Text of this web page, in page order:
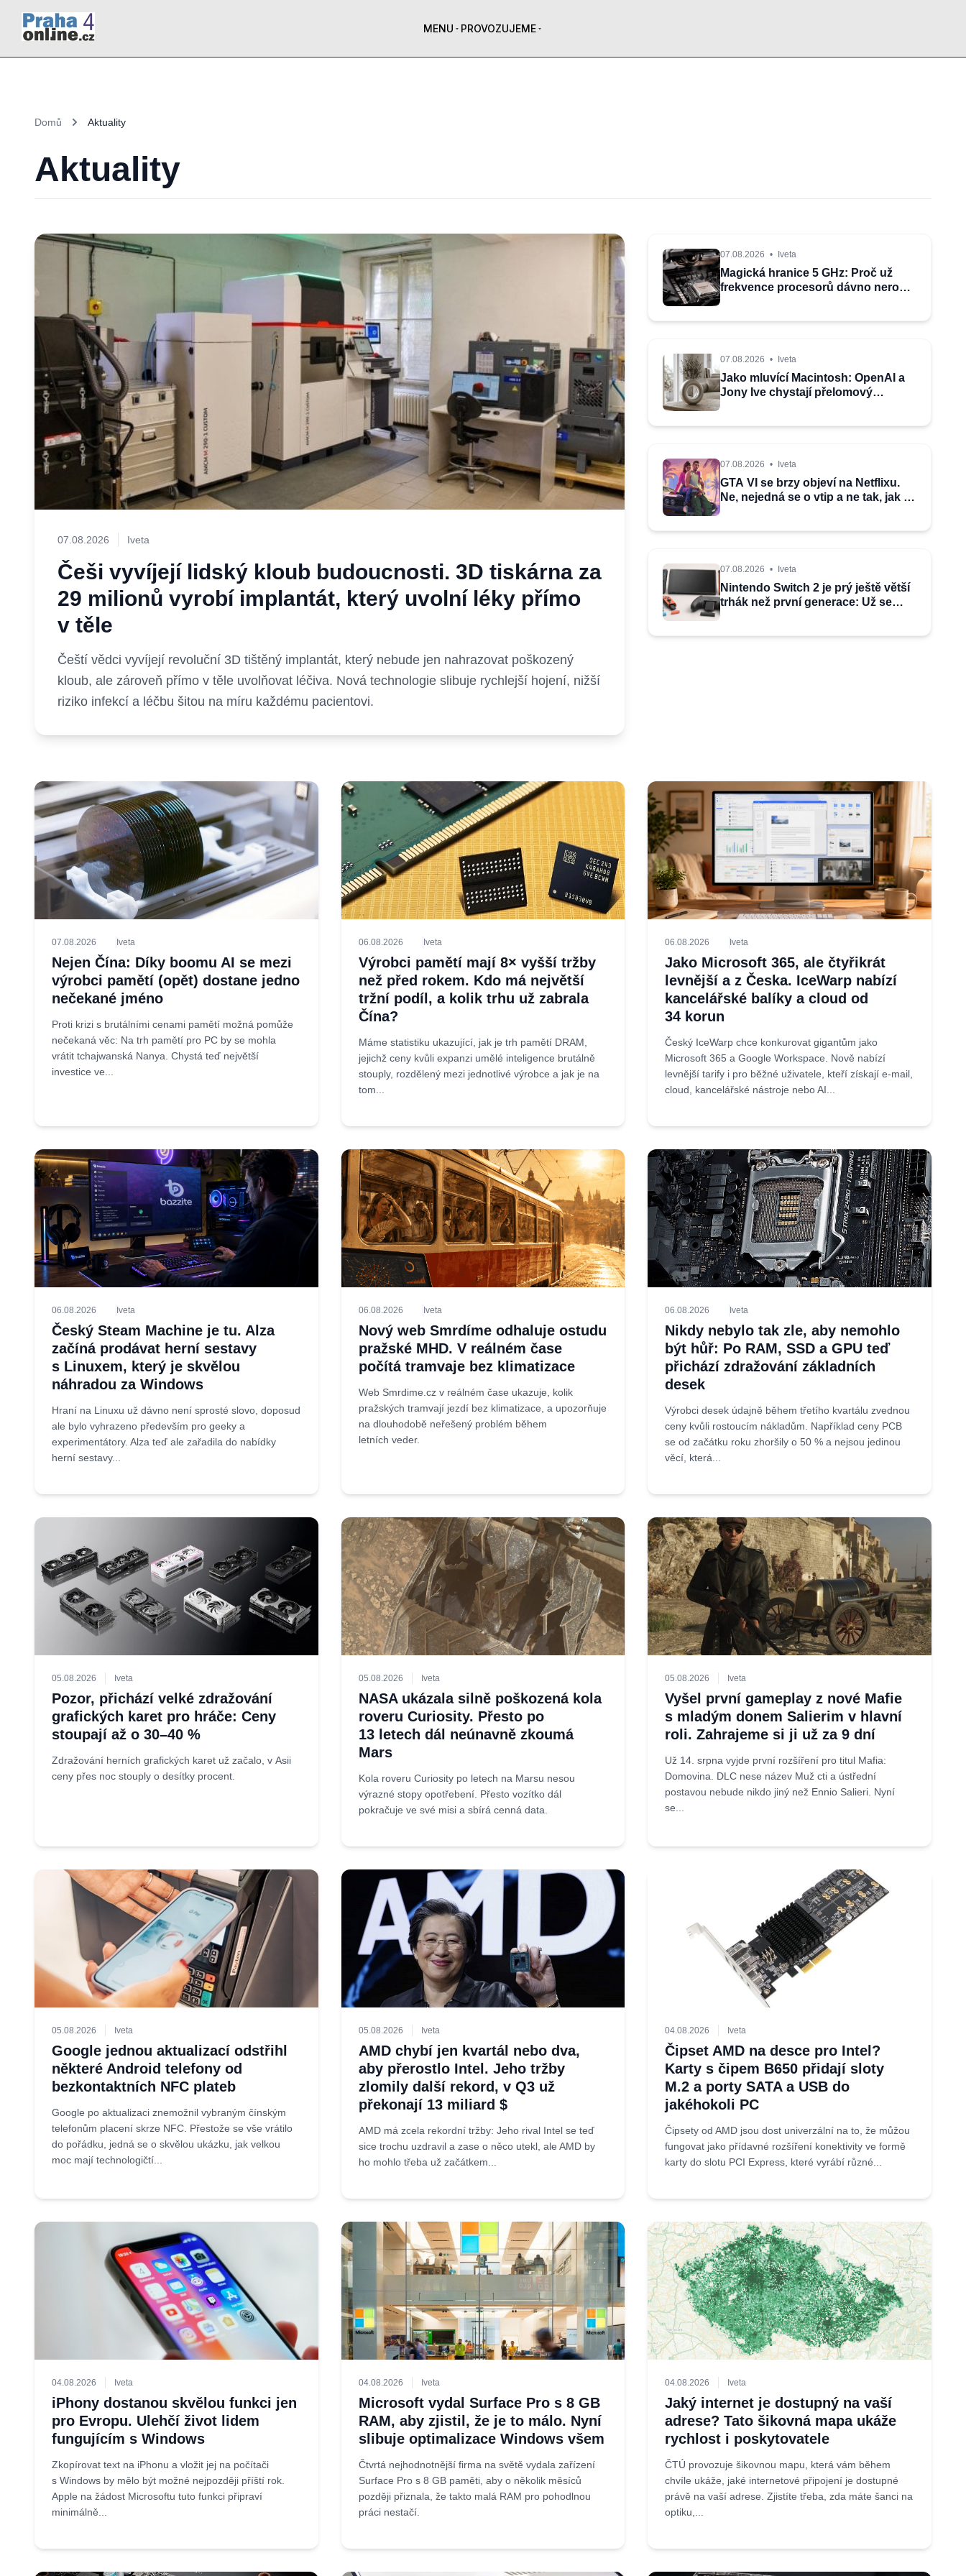
MENU PROVOZUJEME
Domů Aktuality
Aktuality
07.08.2026 Iveta
Češi vyvíjejí lidský kloub budoucnosti. 3D tiskárna za
29 milionů vyrobí implantát, který uvolní léky přímo
v těle
Čeští vědci vyvíjejí revoluční 3D tištěný implantát, který nebude jen nahrazovat poškozený
kloub, ale zároveň přímo v těle uvolňovat léčiva. Nová technologie slibuje rychlejší hojení, nižší
riziko infekcí a léčbu šitou na míru každému pacientovi.
07.08.2026 • Iveta
Magická hranice 5 GHz: Proč už
frekvence procesorů dávno neroste
07.08.2026 • Iveta
Jako mluvící Macintosh: OpenAI a
Jony Ive chystají přelomový
07.08.2026 • Iveta
GTA VI se brzy objeví na Netflixu.
Ne, nejedná se o vtip a ne tak, jak si
07.08.2026 • Iveta
Nintendo Switch 2 je prý ještě větší
trhák než první generace: Už se
07.08.2026 Iveta
Nejen Čína: Díky boomu AI se mezi
výrobci pamětí (opět) dostane jedno
nečekané jméno
Proti krizi s brutálními cenami pamětí možná pomůže
nečekaná věc: Na trh pamětí pro PC by se mohla
vrátit tchajwanská Nanya. Chystá teď největší
investice ve...
06.08.2026 Iveta
Výrobci pamětí mají 8× vyšší tržby
než před rokem. Kdo má největší
tržní podíl, a kolik trhu už zabrala
Čína?
Máme statistiku ukazující, jak je trh pamětí DRAM,
jejichž ceny kvůli expanzi umělé inteligence brutálně
stouply, rozdělený mezi jednotlivé výrobce a jak je na
tom...
06.08.2026 Iveta
Jako Microsoft 365, ale čtyřikrát
levnější a z Česka. IceWarp nabízí
kancelářské balíky a cloud od
34 korun
Český IceWarp chce konkurovat gigantům jako
Microsoft 365 a Google Workspace. Nově nabízí
levnější tarify i pro běžné uživatele, kteří získají e-mail,
cloud, kancelářské nástroje nebo AI...
06.08.2026 Iveta
Český Steam Machine je tu. Alza
začíná prodávat herní sestavy
s Linuxem, který je skvělou
náhradou za Windows
Hraní na Linuxu už dávno není sprosté slovo, doposud
ale bylo vyhrazeno především pro geeky a
experimentátory. Alza teď ale zařadila do nabídky
herní sestavy...
06.08.2026 Iveta
Nový web Smrdíme odhaluje ostudu
pražské MHD. V reálném čase
počítá tramvaje bez klimatizace
Web Smrdime.cz v reálném čase ukazuje, kolik
pražských tramvají jezdí bez klimatizace, a upozorňuje
na dlouhodobě neřešený problém během
letních veder.
06.08.2026 Iveta
Nikdy nebylo tak zle, aby nemohlo
být hůř: Po RAM, SSD a GPU teď
přichází zdražování základních
desek
Výrobci desek údajně během třetího kvartálu zvednou
ceny kvůli rostoucím nákladům. Například ceny PCB
se od začátku roku zhoršily o 50 % a nejsou jedinou
věcí, která...
05.08.2026 Iveta
Pozor, přichází velké zdražování
grafických karet pro hráče: Ceny
stoupají až o 30–40 %
Zdražování herních grafických karet už začalo, v Asii
ceny přes noc stouply o desítky procent.
05.08.2026 Iveta
NASA ukázala silně poškozená kola
roveru Curiosity. Přesto po
13 letech dál neúnavně zkoumá
Mars
Kola roveru Curiosity po letech na Marsu nesou
výrazné stopy opotřebení. Přesto vozítko dál
pokračuje ve své misi a sbírá cenná data.
05.08.2026 Iveta
Vyšel první gameplay z nové Mafie
s mladým donem Salierim v hlavní
roli. Zahrajeme si ji už za 9 dní
Už 14. srpna vyjde první rozšíření pro titul Mafia:
Domovina. DLC nese název Muž cti a ústřední
postavou nebude nikdo jiný než Ennio Salieri. Nyní
se...
05.08.2026 Iveta
Google jednou aktualizací odstřihl
některé Android telefony od
bezkontaktních NFC plateb
Google po aktualizaci znemožnil vybraným čínským
telefonům placení skrze NFC. Přestože se vše vrátilo
do pořádku, jedná se o skvělou ukázku, jak velkou
moc mají technologičtí...
05.08.2026 Iveta
AMD chybí jen kvartál nebo dva,
aby přerostlo Intel. Jeho tržby
zlomily další rekord, v Q3 už
překonají 13 miliard $
AMD má zcela rekordní tržby: Jeho rival Intel se teď
sice trochu uzdravil a zase o něco utekl, ale AMD by
ho mohlo třeba už začátkem...
04.08.2026 Iveta
Čipset AMD na desce pro Intel?
Karty s čipem B650 přidají sloty
M.2 a porty SATA a USB do
jakéhokoli PC
Čipsety od AMD jsou dost univerzální na to, že můžou
fungovat jako přídavné rozšíření konektivity ve formě
karty do slotu PCI Express, které vyrábí různé...
04.08.2026 Iveta
iPhony dostanou skvělou funkci jen
pro Evropu. Ulehčí život lidem
fungujícím s Windows
Zkopírovat text na iPhonu a vložit jej na počítači
s Windows by mělo být možné nejpozději příští rok.
Apple na žádost Microsoftu tuto funkci připraví
minimálně...
04.08.2026 Iveta
Microsoft vydal Surface Pro s 8 GB
RAM, aby zjistil, že je to málo. Nyní
slibuje optimalizace Windows všem
Čtvrtá nejhodnotnější firma na světě vydala zařízení
Surface Pro s 8 GB paměti, aby o několik měsíců
později přiznala, že takto malá RAM pro pohodlnou
práci nestačí.
04.08.2026 Iveta
Jaký internet je dostupný na vaší
adrese? Tato šikovná mapa ukáže
rychlost i poskytovatele
ČTÚ provozuje šikovnou mapu, která vám během
chvíle ukáže, jaké internetové připojení je dostupné
právě na vaší adrese. Zjistíte třeba, zda máte šanci na
optiku,...